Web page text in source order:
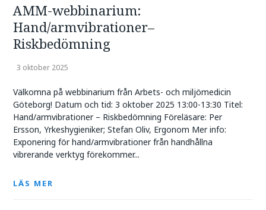
AMM-webbinarium:
Hand/armvibrationer–
Riskbedömning
3 oktober 2025
Välkomna på webbinarium från Arbets- och miljömedicin
Göteborg! Datum och tid: 3 oktober 2025 13:00-13:30 Titel:
Hand/armvibrationer – Riskbedömning Föreläsare: Per
Ersson, Yrkeshygieniker; Stefan Oliv, Ergonom Mer info:
Exponering för hand/armvibrationer från handhållna
vibrerande verktyg förekommer...
LÄS MER